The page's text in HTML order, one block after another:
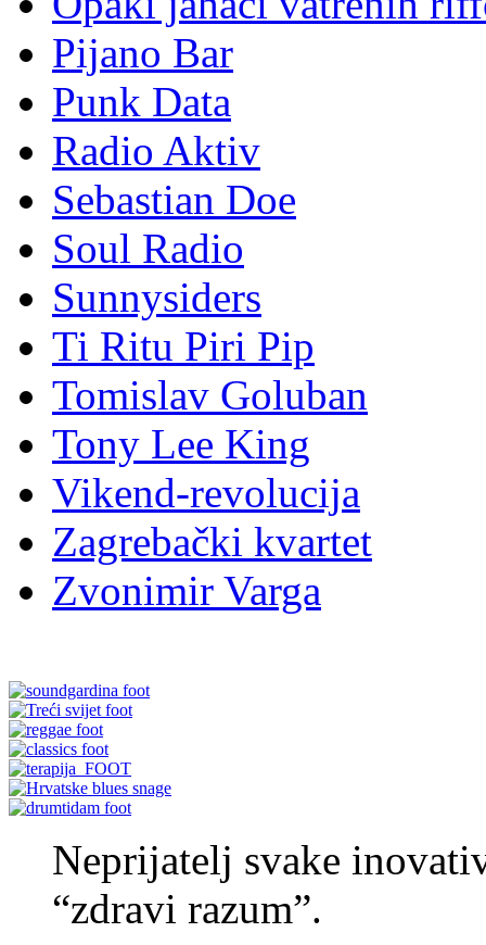
No Rules
Onli-tu
Opaki jahači vatrenih
Pijano Bar
Punk Data
Radio Aktiv
Sebastian Doe
Soul Radio
Sunnysiders
Ti Ritu Piri Pip
Tomislav Goluban
Tony Lee King
Vikend-revolucija
Zvonimir Varga